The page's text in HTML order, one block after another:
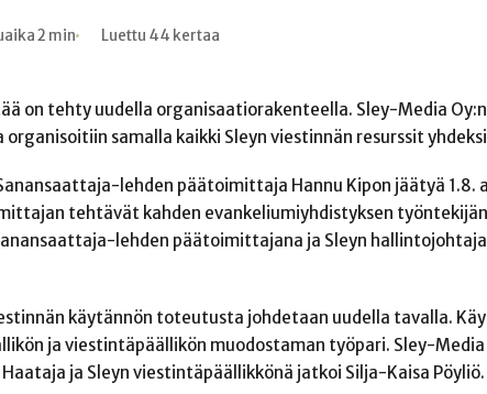
2 min Luettu 44 kertaa
on tehty uudella organisaatiorakenteella. Sley-Media
samalla kaikki Sleyn viestinnän resurssit
lehden päätoimittaja Hannu Kipon jäätyä 1.8.
tehtävät kahden evankeliumiyhdistyksen työntekijän
lehden päätoimittajana ja Sleyn
käytännön toteutusta johdetaan uudella tavalla.
ja viestintäpäällikön muodostaman työpari. Sley-Media
ja Sleyn viestintäpäällikkönä jatkoi Silja-Kaisa Pöyliö.